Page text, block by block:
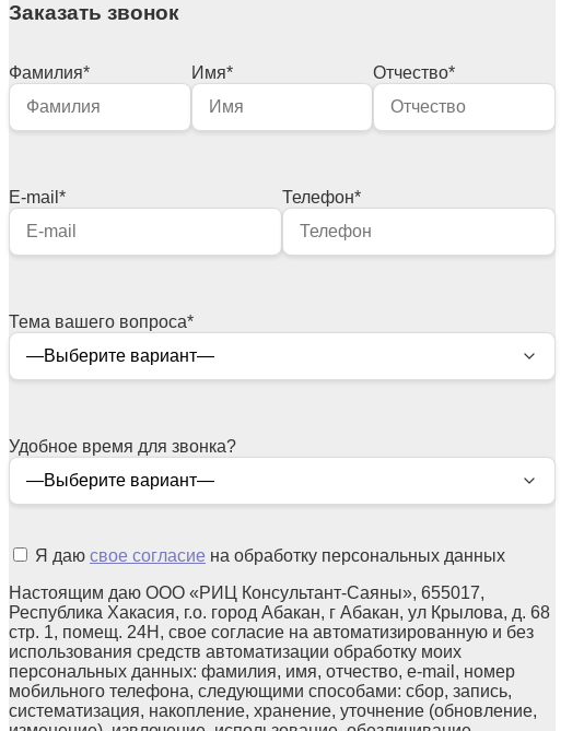
Заказать звонок
Фамилия* Имя* Отчество*
E-mail * Телефон*
Тема вашего вопроса*
Удобное время для звонка?
Я даю свое согласие на обработку персональных данных
Настоящим даю ООО «РИЦ Консультант-Саяны», 655017,
Республика Хакасия, г.о. город Абакан, г Абакан, ул Крылова, д. 68
стр. 1, помещ. 24Н, свое согласие на автоматизированную и без
использования средств автоматизации обработку моих
персональных данных: фамилия, имя, отчество, e-mail, номер
мобильного телефона, следующими способами: сбор, запись,
систематизация, накопление, хранение, уточнение (обновление,